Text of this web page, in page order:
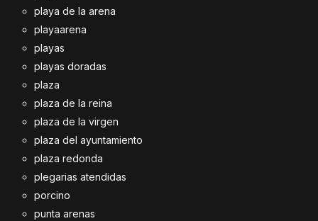
playa de la arena
playaarena
playas
playas doradas
plaza
plaza de la reina
plaza de la virgen
plaza del ayuntamiento
plaza redonda
plegarias atendidas
porcino
punta arenas